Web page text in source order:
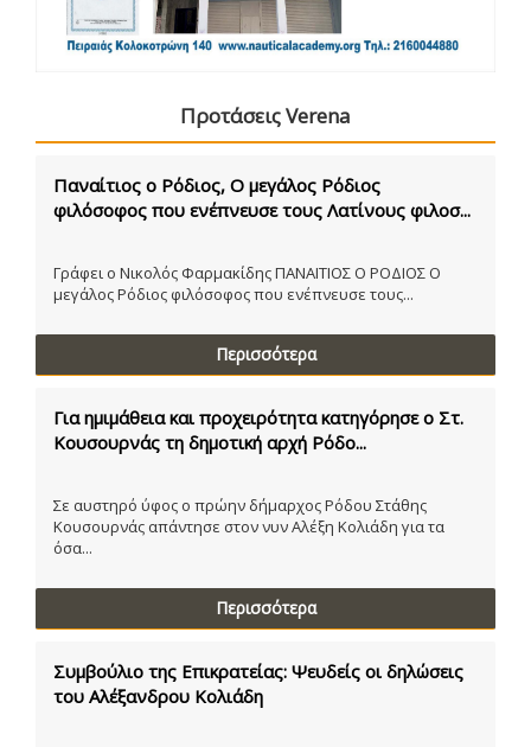
Προτάσεις Verena
Παναίτιος ο Ρόδιος, Ο μεγάλος Ρόδιος
φιλόσοφος που ενέπνευσε τους Λατίνους φιλοσ...
Γράφει ο Νικολός Φαρμακίδης ΠΑΝΑΙΤΙΟΣ Ο ΡΟΔΙΟΣ Ο
μεγάλος Ρόδιος φιλόσοφος που ενέπνευσε τους...
Περισσότερα
Για ημιμάθεια και προχειρότητα κατηγόρησε ο Στ.
Κουσουρνάς τη δημοτική αρχή Ρόδο...
Σε αυστηρό ύφος ο πρώην δήμαρχος Ρόδου Στάθης
Κουσουρνάς απάντησε στον νυν Αλέξη Κολιάδη για τα
όσα...
Περισσότερα
Συμβούλιο της Επικρατείας: Ψευδείς οι δηλώσεις
του Αλέξανδρου Κολιάδη